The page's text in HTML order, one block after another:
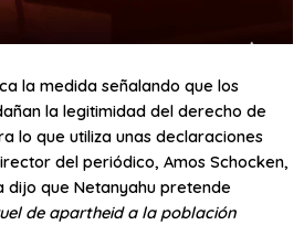
la medida señalando que los
la legitimidad del derecho de
lo que utiliza unas declaraciones
del periódico, Amos Scho­cken,
dijo que Netanyahu pretende
de apartheid a la población